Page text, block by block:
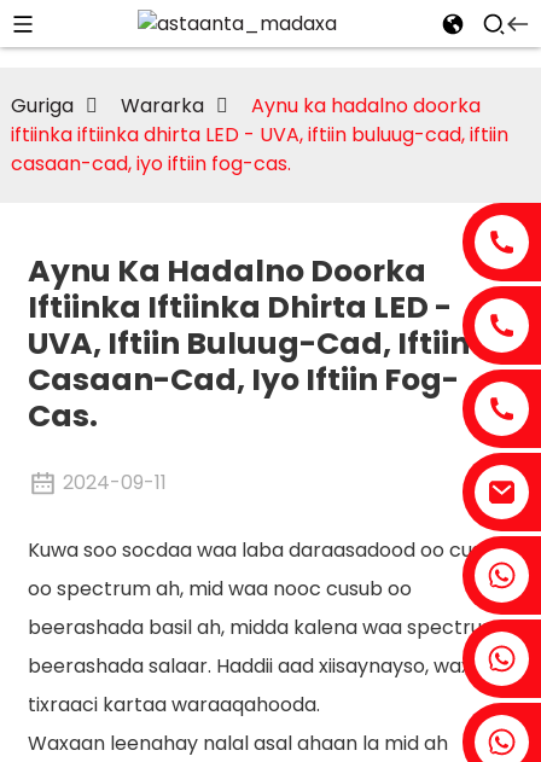
Ivy: +86 18607522355
Tobin: +86 18818667168
Guriga Wararka
Aynu ka hadalno doorka
iftiinka iftiinka dhirta LED - UVA, iftiin buluug-cad, iftiin
casaan-cad, iyo iftiin fog-cas.
Aynu Ka Hadalno Doorka
Iftiinka Iftiinka Dhirta LED -
UVA, Iftiin Buluug-Cad, Iftiin
Casaan-Cad, Iyo Iftiin Fog-
Cas.
2024-09-11
Kuwa soo socdaa waa laba daraasadood oo cusub
oo spectrum ah, mid waa nooc cusub oo
beerashada basil ah, midda kalena waa spectrum
beerashada salaar. Haddii aad xiisaynayso, waxaad
tixraaci kartaa waraaqahooda.
Waxaan leenahay nalal asal ahaan la mid ah